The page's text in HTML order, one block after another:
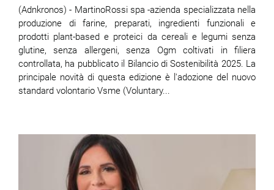
(Adnkronos) - MartinoRossi spa -azienda specializzata nella
produzione di farine, preparati, ingredienti funzionali e
prodotti plant-based e proteici da cereali e legumi senza
glutine, senza allergeni, senza Ogm coltivati in filiera
controllata, ha pubblicato il Bilancio di Sostenibilità 2025. La
principale novità di questa edizione è l'adozione del nuovo
standard volontario Vsme (Voluntary...